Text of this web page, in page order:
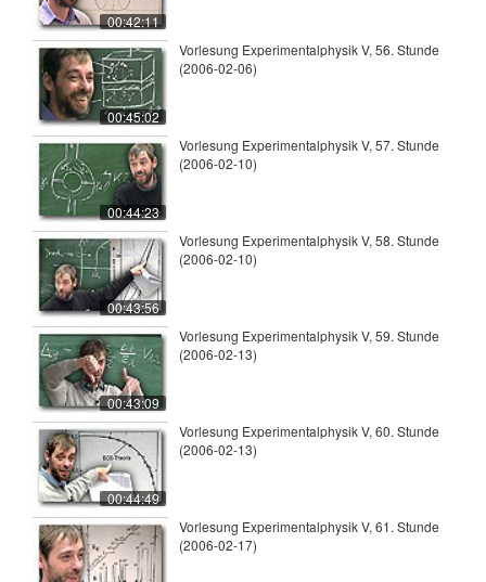
00:42:11
00:45:02
Vorlesung Experimentalphysik V, 56. Stunde
(2006-02-06)
00:44:23
Vorlesung Experimentalphysik V, 57. Stunde
(2006-02-10)
00:43:56
Vorlesung Experimentalphysik V, 58. Stunde
(2006-02-10)
00:43:09
Vorlesung Experimentalphysik V, 59. Stunde
(2006-02-13)
00:44:49
Vorlesung Experimentalphysik V, 60. Stunde
(2006-02-13)
Vorlesung Experimentalphysik V, 61. Stunde
(2006-02-17)